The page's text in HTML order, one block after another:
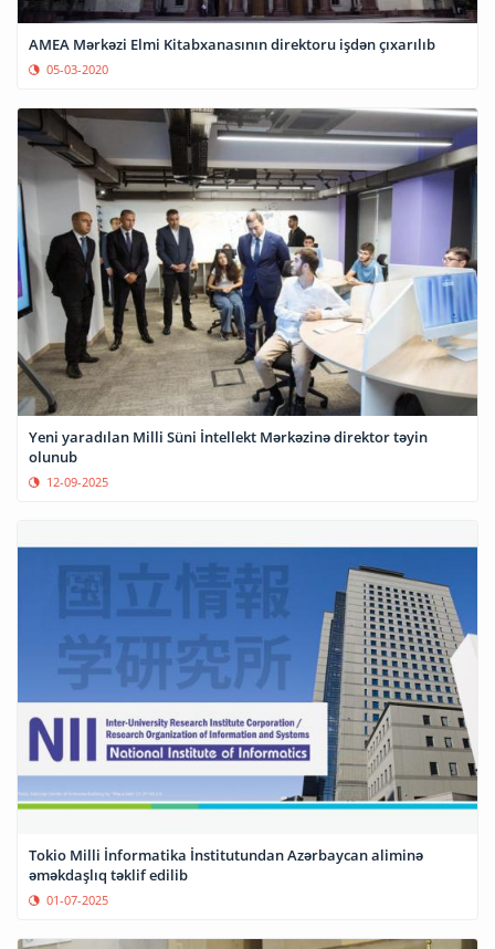
AMEA Mərkəzi Elmi Kitabxanasının direktoru işdən çıxarılıb
05-03-2020
Yeni yaradılan Milli Süni İntellekt Mərkəzinə direktor təyin
olunub
12-09-2025
Tokio Milli İnformatika İnstitutundan Azərbaycan aliminə
əməkdaşlıq təklif edilib
01-07-2025